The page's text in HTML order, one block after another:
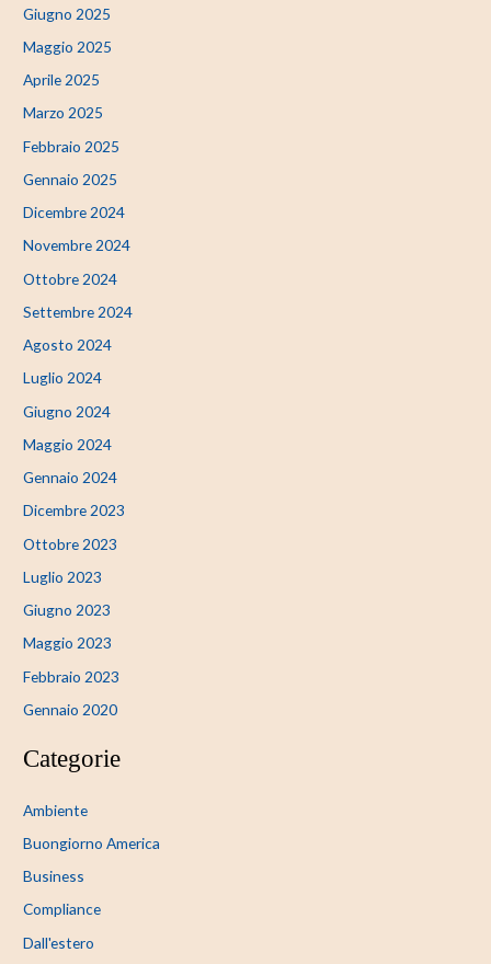
Giugno 2025
Maggio 2025
Aprile 2025
Marzo 2025
Febbraio 2025
Gennaio 2025
Dicembre 2024
Novembre 2024
Ottobre 2024
Settembre 2024
Agosto 2024
Luglio 2024
Giugno 2024
Maggio 2024
Gennaio 2024
Dicembre 2023
Ottobre 2023
Luglio 2023
Giugno 2023
Maggio 2023
Febbraio 2023
Gennaio 2020
Categorie
Ambiente
Buongiorno America
Business
Compliance
Dall'estero